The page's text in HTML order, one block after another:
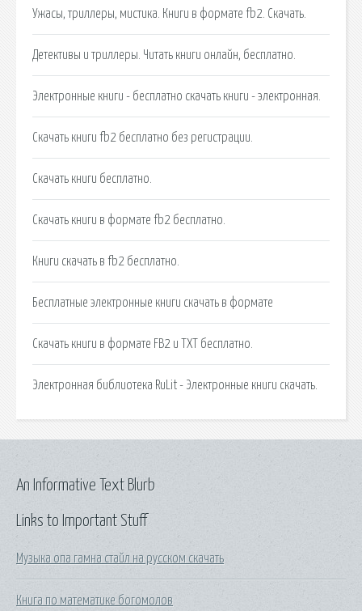
Ужасы, триллеры, мистика. Книги в формате fb2. Скачать.
Детективы и триллеры. Читать книги онлайн, бесплатно.
Электронные книги - бесплатно скачать книги - электронная.
Скачать книги fb2 бесплатно без регистрации.
Скачать книги бесплатно.
Скачать книги в формате fb2 бесплатно.
Книги скачать в fb2 бесплатно.
Бесплатные электронные книги скачать в формате
Скачать книги в формате FB2 и TXT бесплатно.
Электронная библиотека RuLit - Электронные книги скачать.
Links to Important Stuff
Музыка опа гамна стайл на русском скачать
Книга по математике богомолов
An Informative Text Blurb